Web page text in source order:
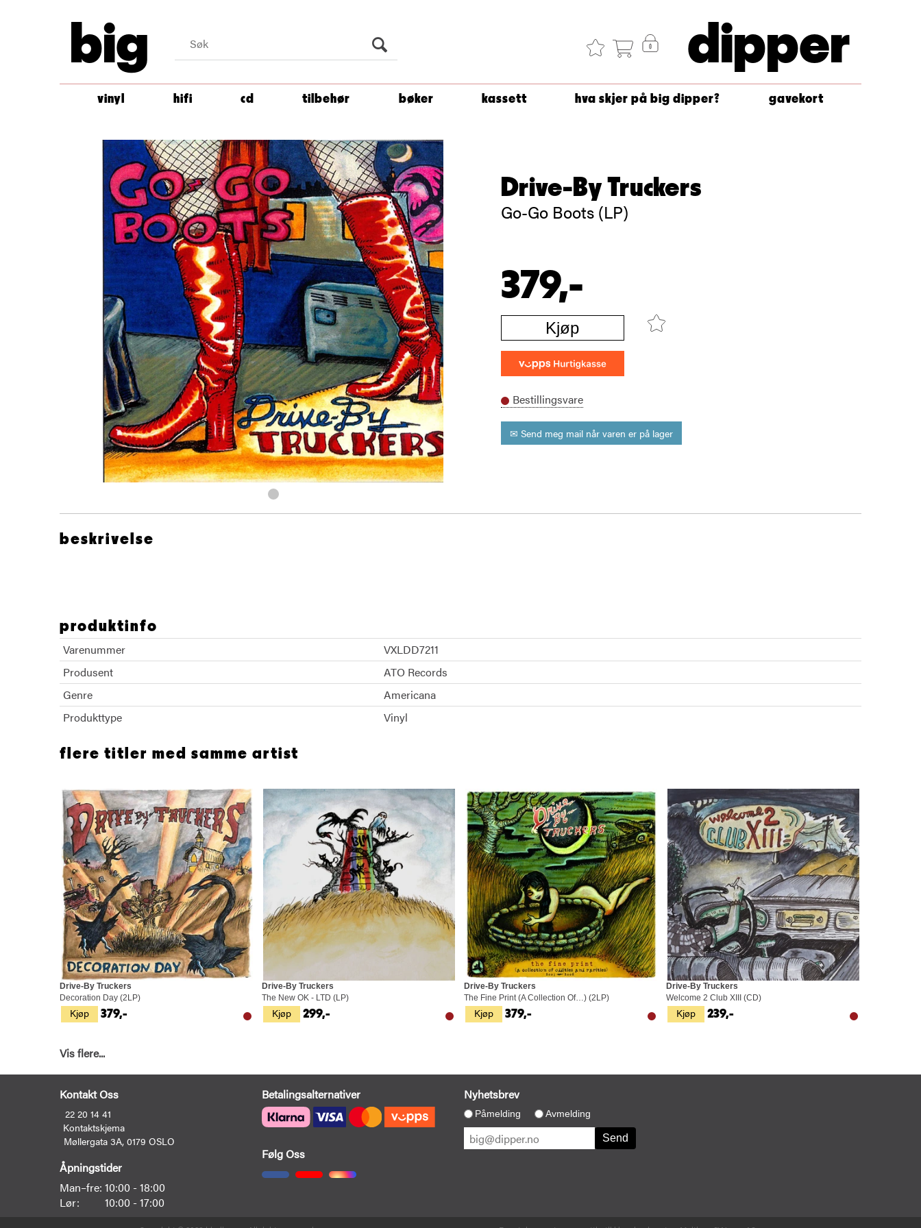
big dipper
vinyl hifi cd tilbehør bøker kassett hva skjer på big dipper? gavekort
Drive-By Truckers
Go-Go Boots (LP)
379,-
Kjøp
Bestillingsvare
✉ Send meg mail når varen er på lager
beskrivelse
produktinfo
Varenummer
VXLDD7211
Produsent
ATO Records
Genre
Americana
Produkttype
Vinyl
flere titler med samme artist
Kjøp
Drive-By Truckers
Decoration Day (2LP)
379,- Kjøp
Drive-By Truckers
The New OK - LTD (LP)
299,- Kjøp
Drive-By Truckers
The Fine Print (A Collection Of…) (2LP)
379,- Kjøp
Drive-By Truckers
Welcome 2 Club XIII (CD)
239,-
Vis flere...
Kontakt Oss
22 20 14 41
Kontaktskjema
Møllergata 3A, 0179 OSLO
Åpningstider
Man–fre: 10:00 - 18:00
Lør:
10:00 - 17:00
Betalingsalternativer
Følg Oss
Nyhetsbrev
Påmelding Avmelding